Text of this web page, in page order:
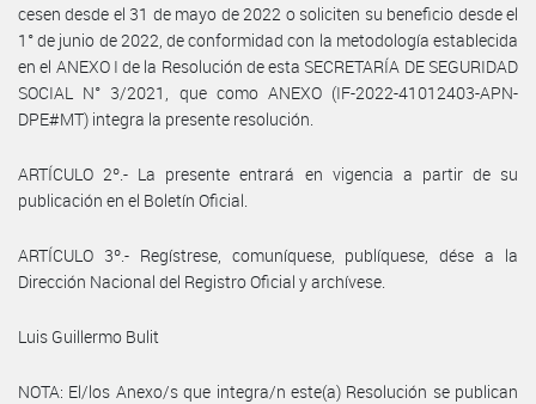
cesen desde el 31 de mayo de 2022 o soliciten su beneficio desde el
1° de junio de 2022, de conformidad con la metodología establecida
en el ANEXO I de la Resolución de esta SECRETARÍA DE SEGURIDAD
SOCIAL N° 3/2021, que como ANEXO (IF-2022-41012403-APN-
DPE#MT) integra la presente resolución.
ARTÍCULO 2º.- La presente entrará en vigencia a partir de su
publicación en el Boletín Oficial.
ARTÍCULO 3º.- Regístrese, comuníquese, publíquese, dése a la
Dirección Nacional del Registro Oficial y archívese.
Luis Guillermo Bulit
NOTA: El/los Anexo/s que integra/n este(a) Resolución se publican